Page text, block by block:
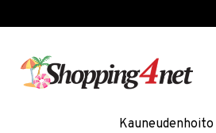
Kauneudenhoito